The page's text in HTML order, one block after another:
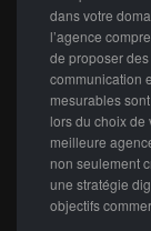
dans votre
l’agence
de proposer
communication
mesurables
lors du choix de
meilleure
non seulement
une stratégie
objectifs